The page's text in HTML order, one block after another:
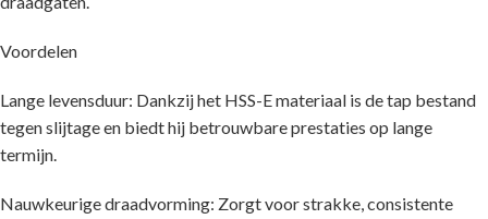
Voordelen
Lange levensduur: Dankzij het HSS-E materiaal is de tap bestand
tegen slijtage en biedt hij betrouwbare prestaties op lange
termijn.
Nauwkeurige draadvorming: Zorgt voor strakke, consistente